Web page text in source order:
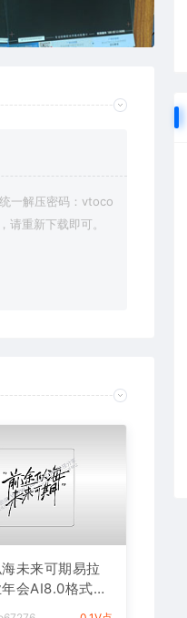
一解压密码：vtoco
重新下载即可。
未来可期易拉
会AI8.0格式激
件通用矢量图